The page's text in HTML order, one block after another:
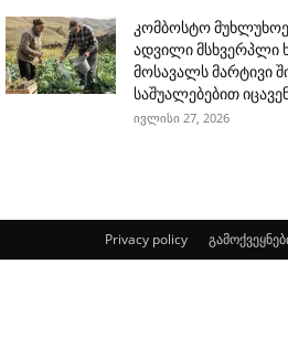
კომბოსტო
ადვილი მსხვერპლი
მოსავალს მარტივი
საშუალებებით
ივლისი 27, 2026
Privacy policy